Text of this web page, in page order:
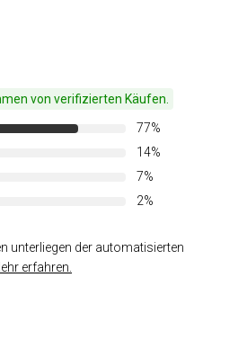
von verifizierten Käufen.
77%
14%
7%
2%
unterliegen der automatisierten
erfahren.